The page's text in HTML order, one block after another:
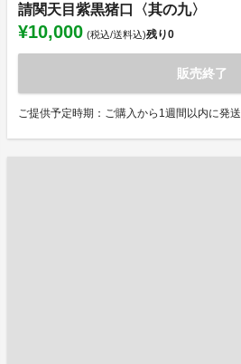
請関天目紫黒猪口〈其の九〉
¥10,000 (税込/送料込)残り0
販売終了
ご提供予定時期：ご購入から1週間以内に発送